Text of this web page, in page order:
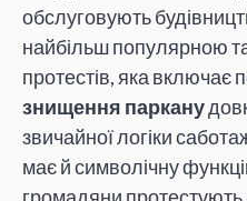
обслуговують
найбільш популярною
протестів, яка
знищення паркану
звичайної логіки
має й символічну